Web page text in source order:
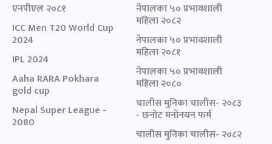
एनपीएल २०८१
ICC Men T20 World Cup
2024
IPL 2024
Aaha RARA Pokhara
gold cup
Nepal Super League -
2080
नेपालका ५० प्रभावशाली
महिला २०८२
नेपालका ५० प्रभावशाली
महिला २०८१
नेपालका ५० प्रभावशाली
महिला २०८०
चालीस मुनिका चालीस- २०८३
- छनोट मनोनयन फर्म
चालीस मुनिका चालीस- २०८२